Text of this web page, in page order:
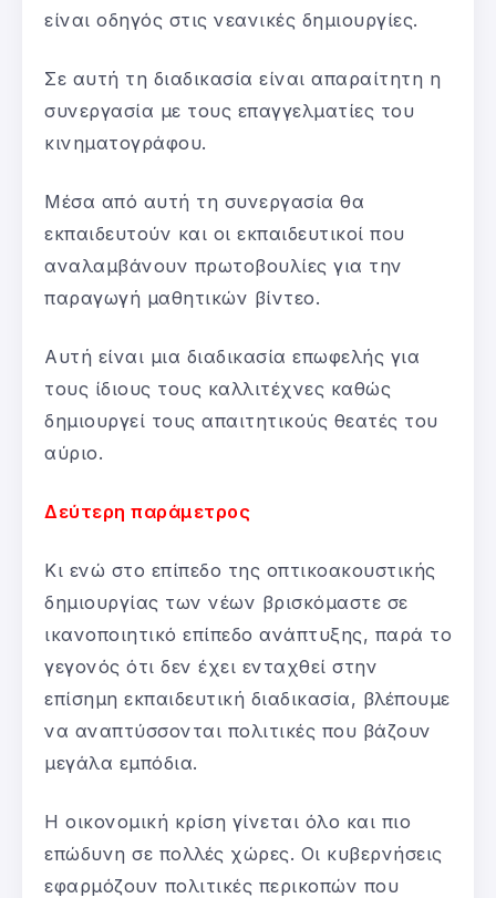
είναι οδηγός στις νεανικές δημιουργίες.
Σε αυτή τη διαδικασία είναι απαραίτητη η
συνεργασία με τους επαγγελματίες του
κινηματογράφου.
Μέσα από αυτή τη συνεργασία θα
εκπαιδευτούν και οι εκπαιδευτικοί που
αναλαμβάνουν πρωτοβουλίες για την
παραγωγή μαθητικών βίντεο.
Αυτή είναι μια διαδικασία επωφελής για
τους ίδιους τους καλλιτέχνες καθώς
δημιουργεί τους απαιτητικούς θεατές του
αύριο.
Δεύτερη παράμετρος
Κι ενώ στο επίπεδο της οπτικοακουστικής
δημιουργίας των νέων βρισκόμαστε σε
ικανοποιητικό επίπεδο ανάπτυξης, παρά το
γεγονός ότι δεν έχει ενταχθεί στην
επίσημη εκπαιδευτική διαδικασία, βλέπουμε
να αναπτύσσονται πολιτικές που βάζουν
μεγάλα εμπόδια.
Η οικονομική κρίση γίνεται όλο και πιο
επώδυνη σε πολλές χώρες. Οι κυβερνήσεις
εφαρμόζουν πολιτικές περικοπών που